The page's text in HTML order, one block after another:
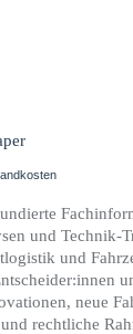
und Technik-
und
neue
rechtliche